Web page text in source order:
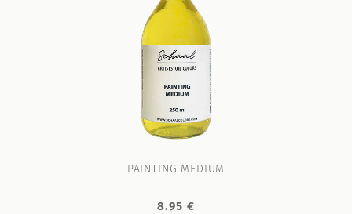
PAINTING MEDIUM
8.95 €